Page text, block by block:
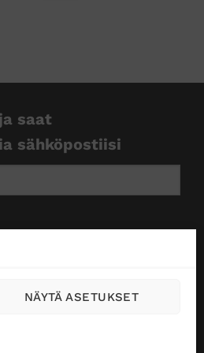
NÄYTÄ ASETUKSET
saat
sähköpostiisi